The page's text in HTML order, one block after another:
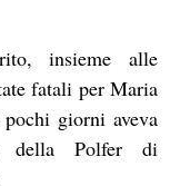
insieme alle
fatali per Maria
giorni aveva
della Polfer di